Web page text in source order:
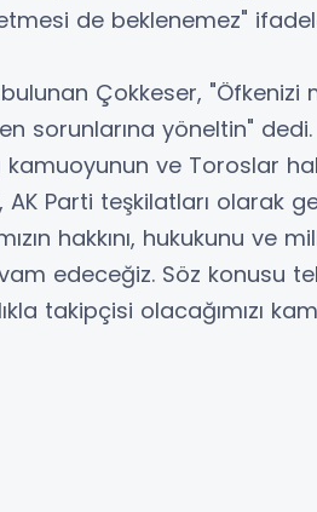
de beklenemez"
Çokkeser, "Öfkenizi
sorunlarına yöneltin" dedi.
ve Toroslar
AK Parti teşkilatları olarak
hakkını, hukukunu ve
edeceğiz. Söz konusu
takipçisi olacağımızı